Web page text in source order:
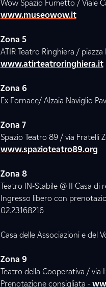
Wow Spazio Fumetto / Viale
www.museowow.it
Zona 5
ATIR Teatro Ringhiera /
www.atirteatroringhiera.it
Zona 6
Ex Fornace/ Alzaia Naviglio
Zona 7
Spazio Teatro 89 / via Fratelli
www.spazioteatro89.org
Zona 8
Teatro IN-Stabile @ II Casa di
Ingresso libero con
02.23168216
Casa delle Associazioni e del
Zona 9
Teatro della Cooperativa / via
Prenotazione consigliata -